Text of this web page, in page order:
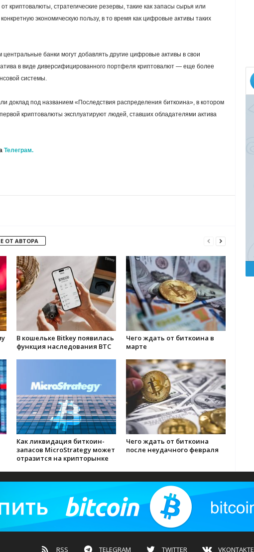
криптовалюты, стратегические резервы, такие как запасы сырья или
экономическую пользу, в то время как цифровые активы таких
центральные банки могут добавлять другие цифровые активы в свои
в виде диверсифицированного портфеля криптовалют — еще более
системы.
доклад под названием «Последствия распределения биткоина», в котором
криптовалюты эксплуатируют людей, ставших обладателями актива
Телеграм.
ОТ АВТОРА
В кошельке Bitkey появилась
функция наследования BTC
Чего ждать от биткоина в
марте
Как ликвидация биткоин-
запасов MicroStrategy может
отразится на крипторынке
Чего ждать от биткоина
после неудачного февраля
RSS TELEGRAM TWITTER VKONTAKTE